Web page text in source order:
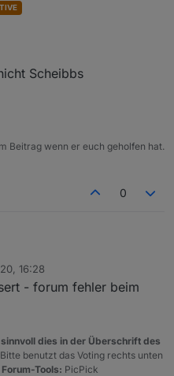
18:29
Scheibbs
Beitrag wenn er euch geholfen hat.
0
nicht Scheibbs
16:28
- forum fehler beim
dies in der Überschrift des
Bitte benutzt das Voting rechts unten
Forum-Tools: PicPick